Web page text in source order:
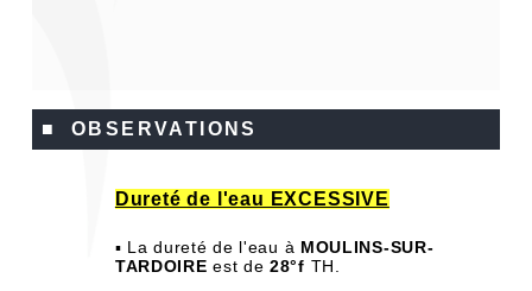
■ OBSERVATIONS
Dureté de l'eau EXCESSIVE
▪ La dureté de l'eau à MOULINS-SUR-
TARDOIRE est de28°f TH.